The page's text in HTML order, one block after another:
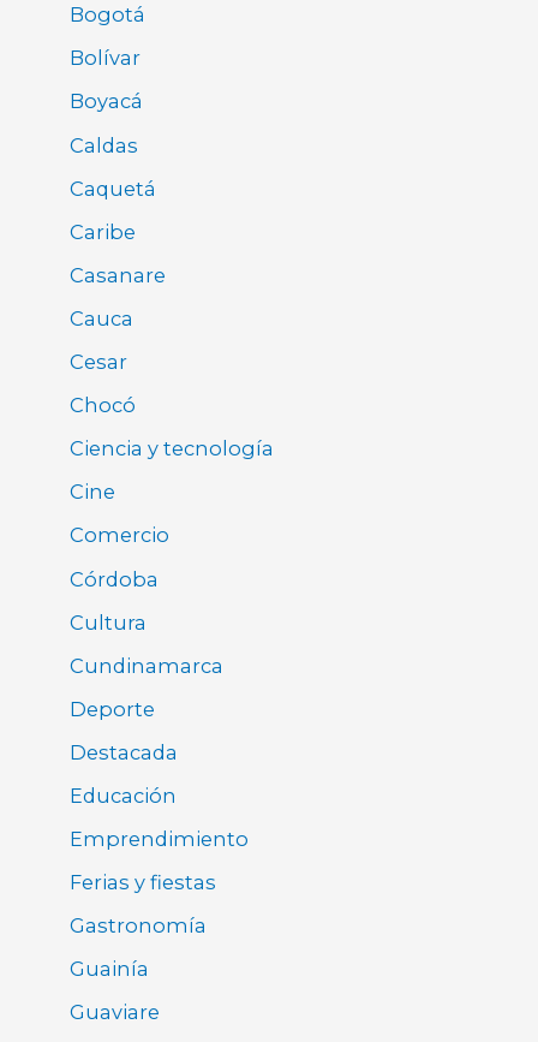
Bogotá
Bolívar
Boyacá
Caldas
Caquetá
Caribe
Casanare
Cauca
Cesar
Chocó
Ciencia y tecnología
Cine
Comercio
Córdoba
Cultura
Cundinamarca
Deporte
Destacada
Educación
Emprendimiento
Ferias y fiestas
Gastronomía
Guainía
Guaviare